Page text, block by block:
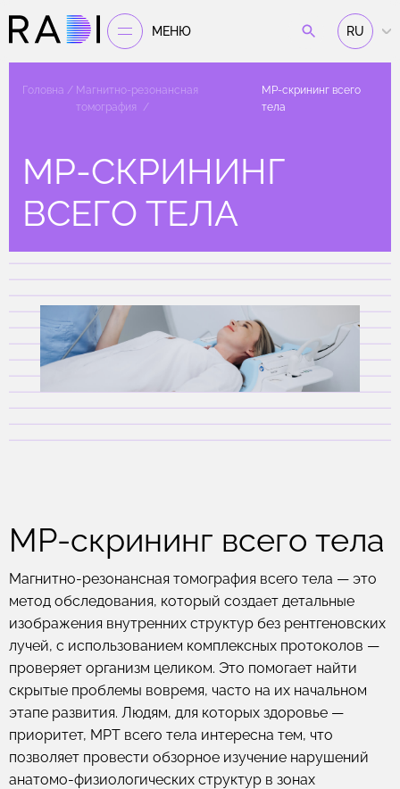
МЕНЮ RU
Головна
Магнитно-резонансная
томография
МР-скрининг всего
тела
МР-СКРИНИНГ
ВСЕГО ТЕЛА
МР-скрининг всего тела
Магнитно-резонансная томография всего тела — это
метод обследования, который создает детальные
изображения внутренних структур без рентгеновских
лучей, с использованием комплексных протоколов —
проверяет организм целиком. Это помогает найти
скрытые проблемы вовремя, часто на их начальном
этапе развития. Людям, для которых здоровье —
приоритет, МРТ всего тела интересна тем, что
позволяет провести обзорное изучение нарушений
анатомо-физиологических структур в зонах